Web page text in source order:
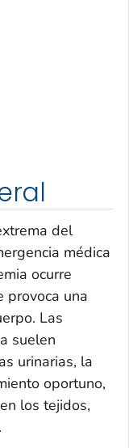
del
médica
ocurre
provoca una
Las
suelen
urinarias, la
oportuno,
los tejidos,